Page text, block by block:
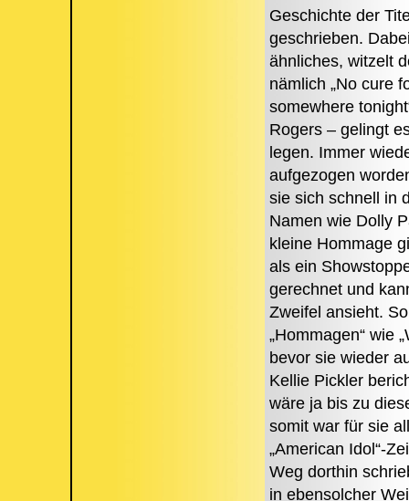
Geschichte der
geschrieben.
ähnliches, witzelt
nämlich „No cure
somewhere
Rogers – gelingt
legen. Immer
aufgezogen
sie sich schnell in
Namen wie Dolly
kleine Hommage
als ein
gerechnet und
Zweifel ansieht.
„Hommagen“ wie
bevor sie wieder
Kellie Pickler
wäre ja bis zu
somit war für sie
„American Idol“-
Weg dorthin
in ebensolcher